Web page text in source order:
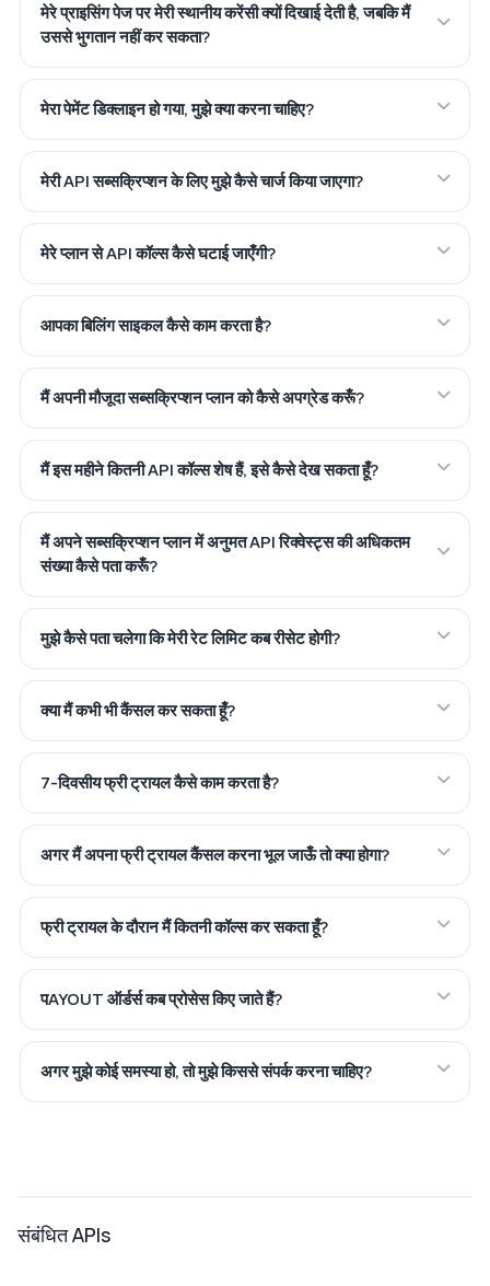
मेरे प्राइसिंग पेज पर मेरी स्थानीय करेंसी क्यों दिखाई देती है, जबकि मैं
उससे भुगतान नहीं कर सकता?
मेरा पेमेंट डिक्लाइन हो गया, मुझे क्या करना चाहिए?
मेरी API सब्सक्रिप्शन के लिए मुझे कैसे चार्ज किया जाएगा?
मेरे प्लान से API कॉल्स कैसे घटाई जाएँगी?
आपका बिलिंग साइकल कैसे काम करता है?
मैं अपनी मौजूदा सब्सक्रिप्शन प्लान को कैसे अपग्रेड करूँ?
मैं इस महीने कितनी API कॉल्स शेष हैं, इसे कैसे देख सकता हूँ?
मैं अपने सब्सक्रिप्शन प्लान में अनुमत API रिक्वेस्ट्स की अधिकतम
संख्या कैसे पता करूँ?
मुझे कैसे पता चलेगा कि मेरी रेट लिमिट कब रीसेट होगी?
क्या मैं कभी भी कैंसल कर सकता हूँ?
7-दिवसीय फ्री ट्रायल कैसे काम करता है?
अगर मैं अपना फ्री ट्रायल कैंसल करना भूल जाऊँ तो क्या होगा?
फ्री ट्रायल के दौरान मैं कितनी कॉल्स कर सकता हूँ?
पAYOUT ऑर्डर्स कब प्रोसेस किए जाते हैं?
अगर मुझे कोई समस्या हो, तो मुझे किससे संपर्क करना चाहिए?
संबंधित APIs